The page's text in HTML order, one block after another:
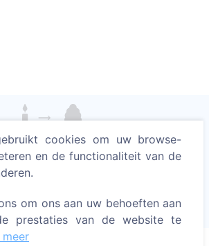
kaars aan - plant een boom!
Meer lezen
1393
cookies om uw browse-
en de functionaliteit van de
om ons aan uw behoeften aan
prestaties van de website te
meer